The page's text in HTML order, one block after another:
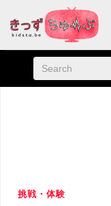
挑戦・体験